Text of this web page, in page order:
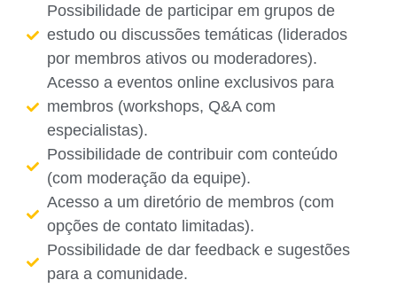
Possibilidade de participar em grupos de
estudo ou discussões temáticas (liderados
por membros ativos ou moderadores).
Acesso a eventos online exclusivos para
membros (workshops, Q&A com
especialistas).
Possibilidade de contribuir com conteúdo
(com moderação da equipe).
Acesso a um diretório de membros (com
opções de contato limitadas).
Possibilidade de dar feedback e sugestões
para a comunidade.